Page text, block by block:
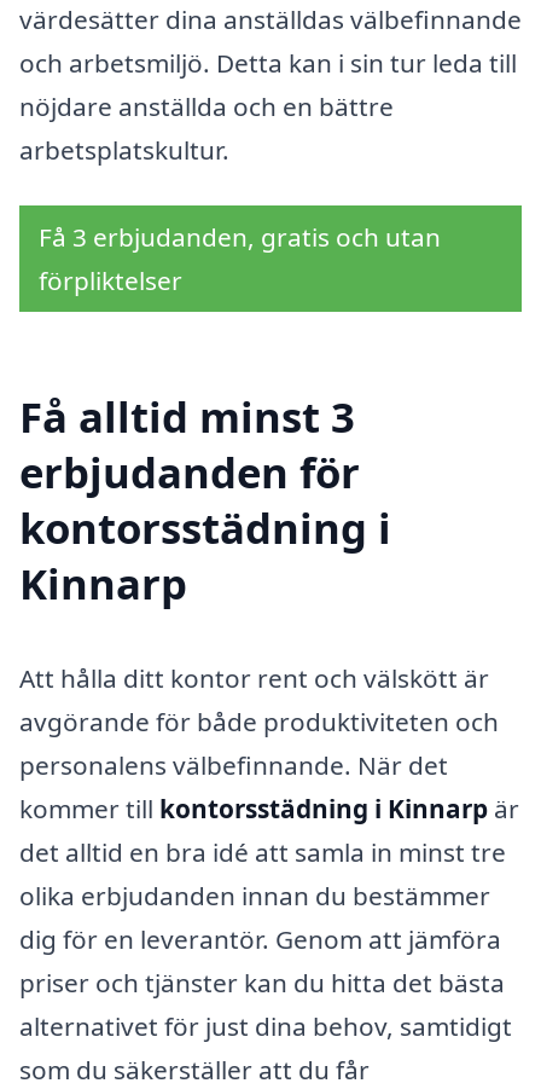
värdesätter dina anställdas välbefinnande
och arbetsmiljö. Detta kan i sin tur leda till
nöjdare anställda och en bättre
arbetsplatskultur.
Få 3 erbjudanden, gratis och utan
förpliktelser
Få alltid minst 3
erbjudanden för
kontorsstädning i
Kinnarp
Att hålla ditt kontor rent och välskött är
avgörande för både produktiviteten och
personalens välbefinnande. När det
kommer till kontorsstädning i Kinnarp är
det alltid en bra idé att samla in minst tre
olika erbjudanden innan du bestämmer
dig för en leverantör. Genom att jämföra
priser och tjänster kan du hitta det bästa
alternativet för just dina behov, samtidigt
som du säkerställer att du får